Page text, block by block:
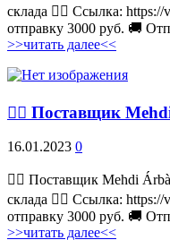
склада 👉🏻 Ссылка:
отправку 3000 руб. 🚚
>>читать далее<<
💁‍♂ Поставщик
16.01.2023 0
💁‍♂ Поставщик Mehdi
склада 👉🏻 Ссылка:
отправку 3000 руб. 🚚
>>читать далее<<